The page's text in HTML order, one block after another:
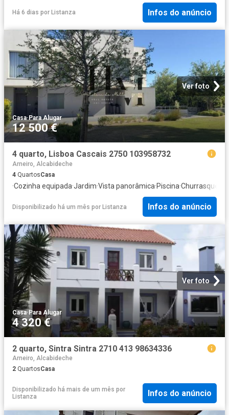
Há 6 dias por Listanza Infos do anúncio
Ver foto
Casa·Para Alugar
12 500 €
4 quarto, Lisboa Cascais 2750 103958732
Arneiro, Alcabideche
4 QuartosCasa
·Cozinha equipada·Jardim·Vista panorâmica·Piscina·Churrasqueira
Disponibilizado há um mês por Listanza Infos do anúncio
Ver foto
Casa·Para Alugar
4 320 €
2 quarto, Sintra Sintra 2710 413 98634336
Arneiro, Alcabideche
2 QuartosCasa
Disponibilizado há mais de um mês por
Listanza
Infos do anúncio